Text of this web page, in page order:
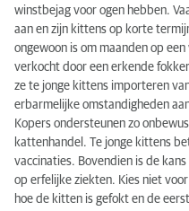
winstbejag voor ogen hebben.
aan en zijn kittens op korte
ongewoon is om maanden op
verkocht door een erkende
ze te jonge kittens importeren
erbarmelijke omstandigheden
Kopers ondersteunen zo
kattenhandel. Te jonge kittens
vaccinaties. Bovendien is de
op erfelijke ziekten. Kies niet
hoe de kitten is gefokt en de